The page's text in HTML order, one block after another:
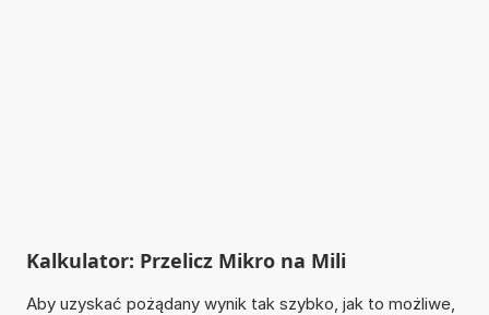
Kalkulator: Przelicz Mikro na Mili
Aby uzyskać pożądany wynik tak szybko, jak to możliwe,